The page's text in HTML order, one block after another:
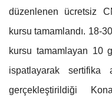
düzenlenen ücretsiz
kursu tamamlandı. 18-
kursu tamamlayan 10
ispatlayarak sertifika
gerçekleştirildiği